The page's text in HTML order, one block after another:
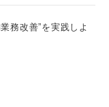
務改善”を実践しよ